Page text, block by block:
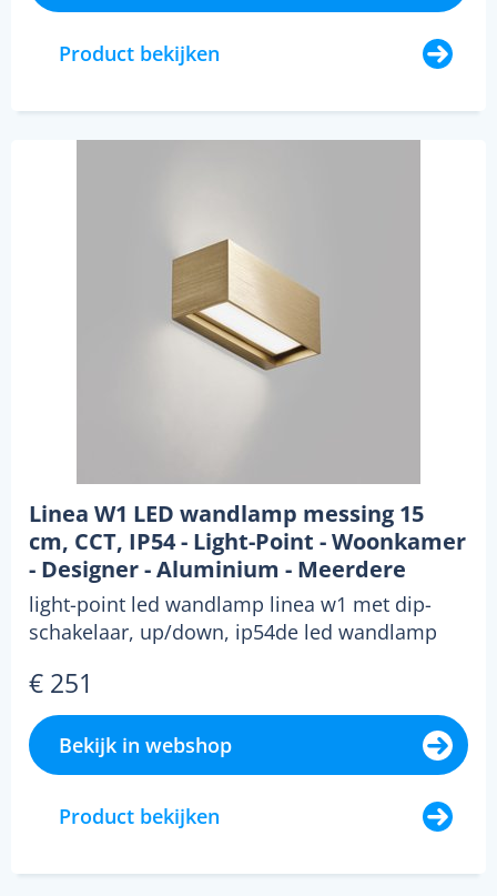
Product bekijken
Linea W1 LED wandlamp messing 15
cm, CCT, IP54 - Light-Point - Woonkamer
- Designer - Aluminium - Meerdere
lampen
light-point led wandlamp linea w1 met dip-
schakelaar, up/down, ip54de led wandlamp
€ 251
Bekijk in webshop
Product bekijken